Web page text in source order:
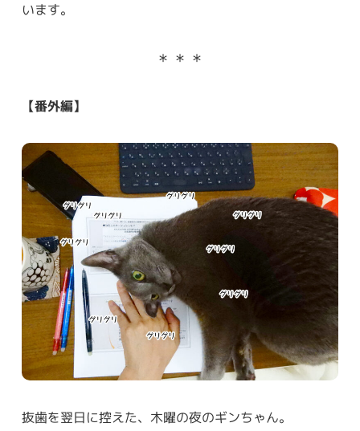
います。
＊ ＊ ＊
【番外編】
抜歯を翌日に控えた、木曜の夜のギンちゃん。